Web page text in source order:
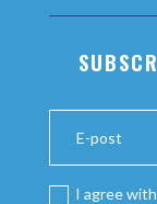
I agree